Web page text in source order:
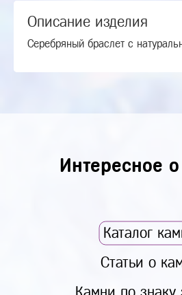
Описание изделия
Серебряный браслет с
Интересное
Каталог
Статьи о